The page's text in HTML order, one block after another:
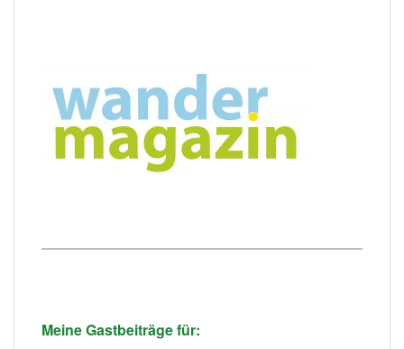
Meine Gastbeiträge für: